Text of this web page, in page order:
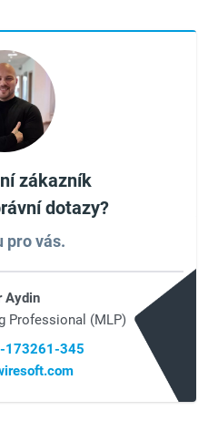
zákazník
dotazy?
pro vás.
Aydin
Professional (MLP)
173261-345